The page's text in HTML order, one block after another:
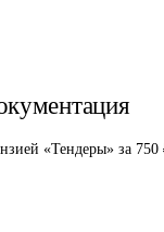
«Тендеры» за 750